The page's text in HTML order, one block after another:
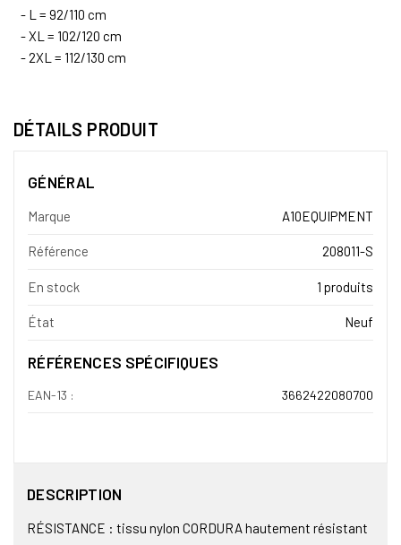
- L = 92/110 cm
- XL = 102/120 cm
- 2XL = 112/130 cm
DÉTAILS PRODUIT
GÉNÉRAL
Marque A10EQUIPMENT
Référence 208011-S
En stock 1 produits
État Neuf
RÉFÉRENCES SPÉCIFIQUES
EAN-13 : 3662422080700
DESCRIPTION
RÉSISTANCE : tissu nylon CORDURA hautement résistant